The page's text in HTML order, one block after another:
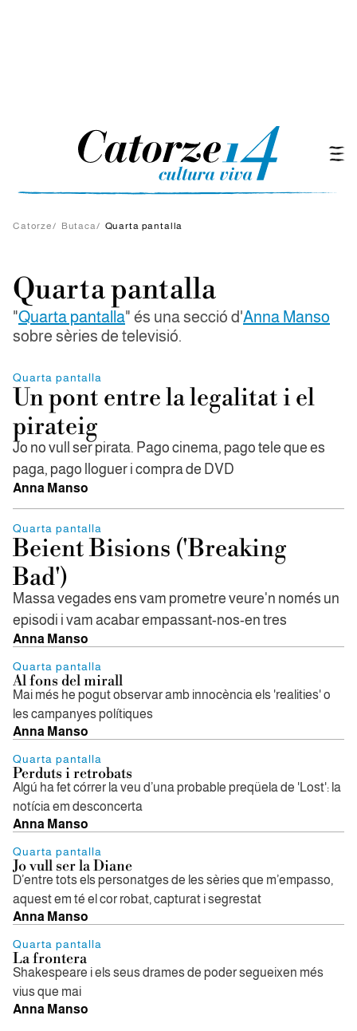
Catorze/ Butaca/ Quarta pantalla
Quarta pantalla
"Quarta pantalla" és una secció d'Anna Manso
sobre sèries de televisió.
Quarta pantalla
Un pont entre la legalitat i el
pirateig
Jo no vull ser pirata. Pago cinema, pago tele que es
paga, pago lloguer i compra de DVD
Anna Manso
Quarta pantalla
Beient Bisions ('Breaking
Bad')
Massa vegades ens vam prometre veure'n només un
episodi i vam acabar empassant-nos-en tres
Anna Manso
Quarta pantalla
Al fons del mirall
Mai més he pogut observar amb innocència els 'realities' o
les campanyes polítiques
Anna Manso
Quarta pantalla
Perduts i retrobats
Algú ha fet córrer la veu d’una probable preqüela de 'Lost': la
notícia em desconcerta
Anna Manso
Quarta pantalla
Jo vull ser la Diane
D’entre tots els personatges de les sèries que m’empasso,
aquest em té el cor robat, capturat i segrestat
Anna Manso
Quarta pantalla
La frontera
Shakespeare i els seus drames de poder segueixen més
vius que mai
Anna Manso